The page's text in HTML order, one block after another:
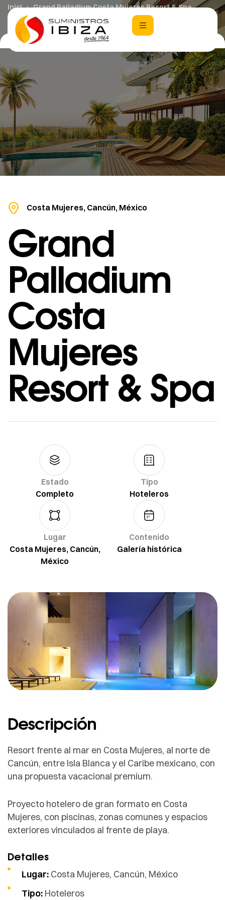
Inici Grand Palladium Costa Mujeres Resort & Spa
Costa Mujeres, Cancún, México
Grand
Palladium
Costa
Mujeres
Resort & Spa
Estado
Completo
Tipo
Hoteleros
Lugar
Costa Mujeres, Cancún,
México
Contenido
Galería histórica
Descripción
Resort frente al mar en Costa Mujeres, al norte de
Cancún, entre Isla Blanca y el Caribe mexicano, con
una propuesta vacacional premium.
Proyecto hotelero de gran formato en Costa
Mujeres, con piscinas, zonas comunes y espacios
exteriores vinculados al frente de playa.
Detalles
Lugar:Costa Mujeres, Cancún, México
Tipo:Hoteleros